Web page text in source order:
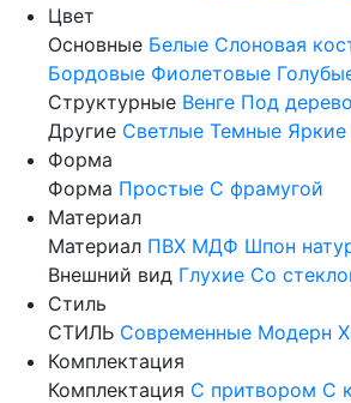
Цвет
Основные Белые Слоновая
Бордовые Фиолетовые
Структурные Венге Под дерево
Другие Светлые Темные Яркие
Форма
Форма Простые С фрамугой
Материал
Материал ПВХ МДФ Шпон
Внешний вид Глухие Со
Стиль
СТИЛЬ Современные Модерн
Комплектация
Комплектация С притвором С